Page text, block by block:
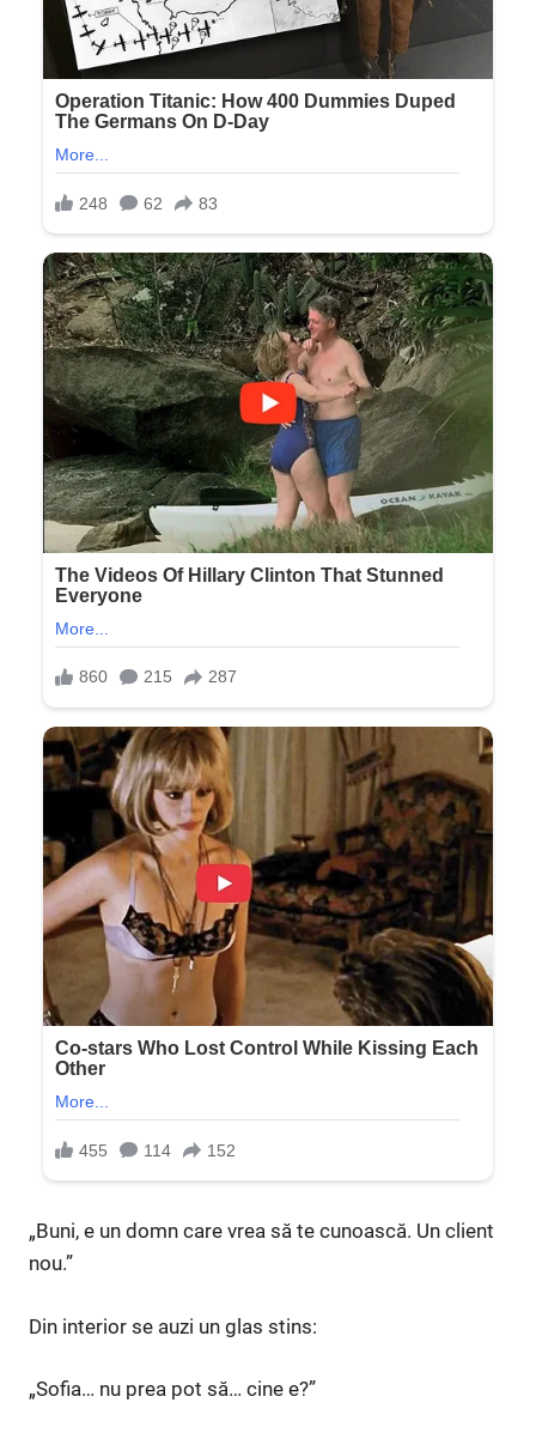
„Buni, e un domn care vrea să te cunoască. Un client
nou.”
Din interior se auzi un glas stins:
„Sofia… nu prea pot să… cine e?”